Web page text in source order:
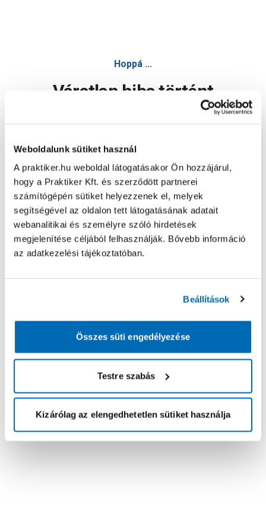
Weboldalunk sütiket használ
A praktiker.hu weboldal látogatásakor Ön hozzájárul,
hogy a Praktiker Kft. és szerződött partnerei
számítógépén sütiket helyezzenek el, melyek
segítségével az oldalon tett látogatásának adatait
webanalitikai és személyre szóló hirdetések
megjelenítése céljából felhasználják. Bővebb információ
az adatkezelési tájékoztatóban.
Beállítások
Összes süti engedélyezése
Testre szabás
Kizárólag az elengedhetetlen sütiket használja
Hoppá ...
Váratlan hiba történt
Oldal újratöltése